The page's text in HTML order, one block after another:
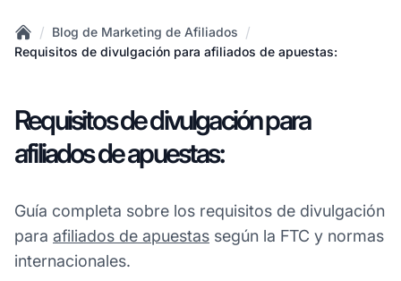
Home
/ Blog de Marketing de Afiliados /
Requisitos de divulgación para afiliados de apuestas:
Requisitos de divulgación para
afiliados de apuestas:
Guía completa sobre los requisitos de divulgación
para afiliados de apuestas según la FTC y normas
internacionales.